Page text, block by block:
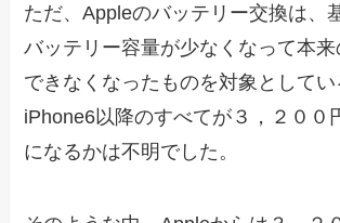
ただ、Appleのバッテリー交換は、
バッテリー容量が少なくなって本
できなくなったものを対象としてい
iPhone6以降のすべてが３，２００
になるかは不明でした。